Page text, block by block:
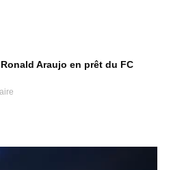
Araujo en prêt du FC